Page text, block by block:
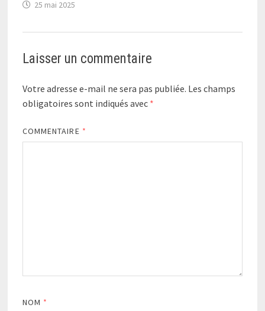
25 mai 2025
Laisser un commentaire
Votre adresse e-mail ne sera pas publiée. Les champs
obligatoires sont indiqués avec *
COMMENTAIRE *
NOM *